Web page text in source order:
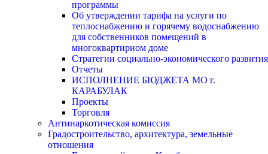
программы
Об утверждении тарифа на услуги по
теплоснабжению и горячему водоснабжению
для собственников помещений в
многоквартирном доме
Стратегии социально-экономического развития
Отчеты
ИСПОЛНЕНИЕ БЮДЖЕТА МО г.
КАРАБУЛАК
Проекты
Торговля
Антинаркотическая комиссия
Градостроительство, архитектура, земельные
отношения